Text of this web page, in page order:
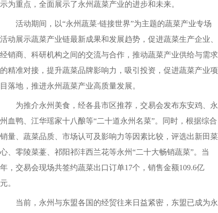
示为重点，全面展示了永州蔬菜产业的进步和未来。
活动期间，以“永州蔬菜·链接世界”为主题的蔬菜产业专场
活动展示蔬菜产业链最新成果和发展趋势，促进蔬菜生产企业、
经销商、科研机构之间的交流与合作，推动蔬菜产业供给与需求
的精准对接，提升蔬菜品牌影响力，吸引投资，促进蔬菜产业项
目落地，推进永州蔬菜产业高质量发展。
为推介永州美食，经各县市区推荐，交易会发布东安鸡、永
州血鸭、江华瑶家十八酿等“二十道永州名菜”。同时，根据综合
销量、蔬菜品质、市场认可及影响力等因素比较，评选出新田菜
心、零陵菜薹、祁阳祁沣西兰花等永州“二十大畅销蔬菜”。当
年，交易会现场共签约蔬菜出口订单17个，销售金额109.6亿
元。
当前，永州与东盟各国的经贸往来日益紧密，东盟已成为永